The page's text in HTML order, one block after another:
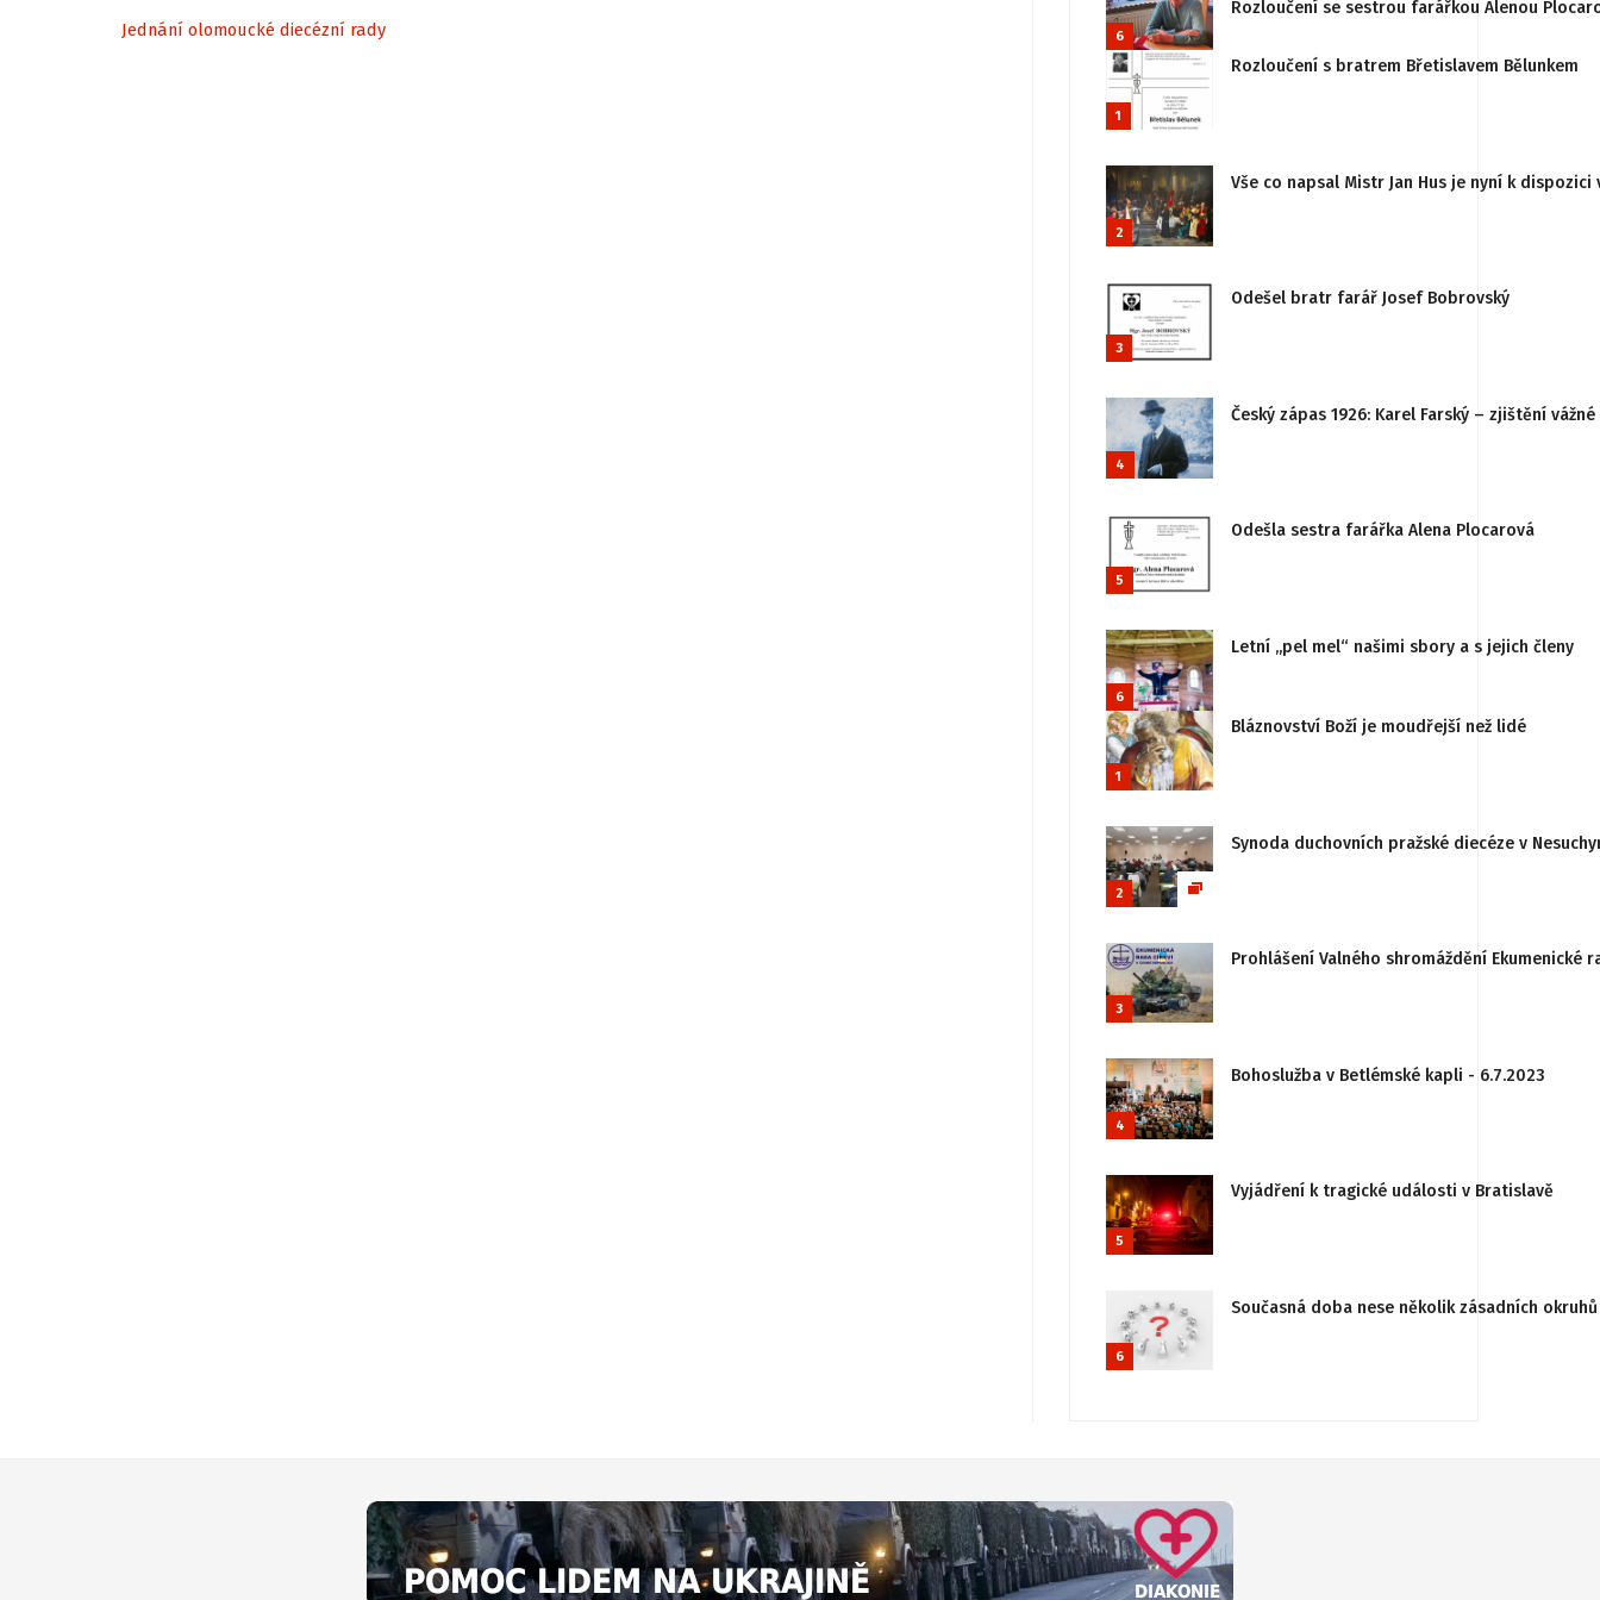
Jednání olomoucké diecézní rady 6
Rozloučení se sestrou farářkou Alenou
1
Rozloučení s bratrem Břetislavem Bělunkem
2
Vše co napsal Mistr Jan Hus je nyní k
3
Odešel bratr farář Josef Bobrovský
4
Český zápas 1926: Karel Farský – zjištění
5
Odešla sestra farářka Alena Plocarová
6
Letní „pel mel“ našimi sbory a s jejich členy
1
Bláznovství Boží je moudřejší než lidé
2
Synoda duchovních pražské diecéze v
3
Prohlášení Valného shromáždění
4
Bohoslužba v Betlémské kapli - 6.7.2023
5
Vyjádření k tragické události v Bratislavě
6
Současná doba nese několik zásadních